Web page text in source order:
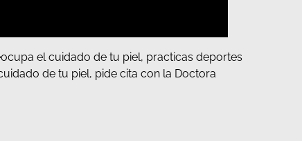
el cuidado de tu piel, practicas deportes
de tu piel, pide cita con la Doctora